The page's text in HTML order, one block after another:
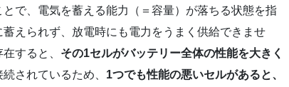
で、電気を蓄える能力（＝容量）が落ちる状態を指
えられず、放電時にも電力をうまく供給できませ
すると、 その1セルがバッテリー全体の性能を大きく
されているため、 1つでも性能の悪いセルがあると、